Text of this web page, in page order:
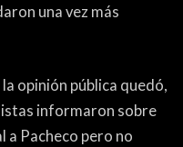
una vez más
opinión pública quedó,
informaron sobre
a Pacheco pero no